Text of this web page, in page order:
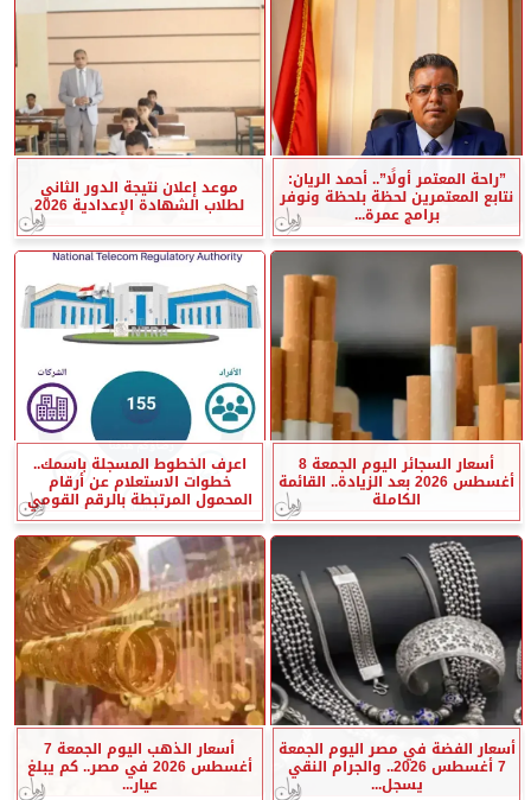
”راحة المعتمر أولًا”.. أحمد الريان:
نتابع المعتمرين لحظة بلحظة ونوفر
برامج عمرة...
موعد إعلان نتيجة الدور الثاني
لطلاب الشهادة الإعدادية 2026
أسعار السجائر اليوم الجمعة 8
أغسطس 2026 بعد الزيادة.. القائمة
الكاملة
اعرف الخطوط المسجلة باسمك..
خطوات الاستعلام عن أرقام
المحمول المرتبطة بالرقم القومي
أسعار الفضة في مصر اليوم الجمعة
7 أغسطس 2026.. والجرام النقي
يسجل...
أسعار الذهب اليوم الجمعة 7
أغسطس 2026 في مصر.. كم يبلغ
عيار...